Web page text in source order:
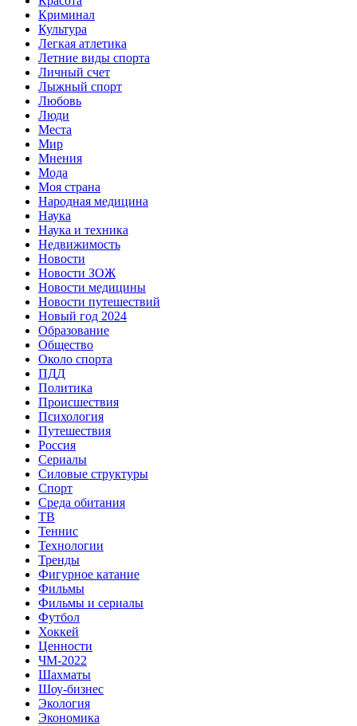
Криминал
Культура
Легкая атлетика
Летние виды спорта
Личный счет
Лыжный спорт
Любовь
Люди
Места
Мир
Мнения
Мода
Моя страна
Народная медицина
Наука
Наука и техника
Недвижимость
Новости
Новости ЗОЖ
Новости медицины
Новости путешествий
Новый год 2024
Образование
Общество
Около спорта
ПДД
Политика
Происшествия
Психология
Путешествия
Россия
Сериалы
Силовые структуры
Спорт
Среда обитания
ТВ
Теннис
Технологии
Тренды
Фигурное катание
Фильмы
Фильмы и сериалы
Футбол
Хоккей
Ценности
ЧМ-2022
Шахматы
Шоу-бизнес
Экология
Экономика